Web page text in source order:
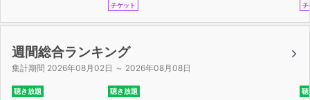
チケット チ
週間総合ランキング
集計期間 2026年08月02日 ～ 2026年08月08日
聴き放題 聴き放題 聴